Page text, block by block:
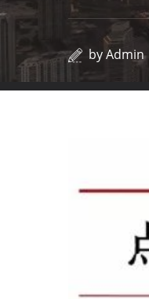
byAdmin